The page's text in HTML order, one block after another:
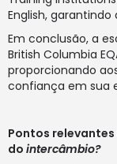
English,
Em conclusão, a
British Columbia
proporcionando
confiança em sua
Pontos
do intercâmbio?